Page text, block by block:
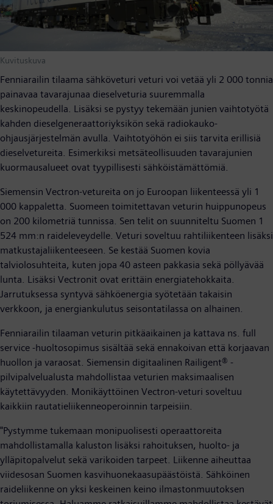
Kuvituskuva
Fenniarailin tilaama sähköveturi veturi voi vetää yli 2 000 tonnia
painavaa tavarajunaa dieselveturia suuremmalla
keskinopeudella. Lisäksi se pystyy tekemään junien vaihtotyötä
kahden dieselgeneraattoriyksikön sekä radiokauko-
ohjausjärjestelmän avulla. Vaihtotyöhön ei siis tarvita erillisiä
dieselvetureita. Esimerkiksi metsäteollisuuden tavarajunien
kuormausalueet ovat tyypillisesti sähköistämättömiä.
Siemensin Vectron-vetureita on jo Euroopan liikenteessä yli 1
000 kappaletta. Suomeen toimitettavan veturin huippunopeus
on 200 kilometriä tunnissa. Sen telit on suunniteltu Suomen 1
524 mm:n raideleveydelle. Veturi soveltuu rahtiliikenteen lisäksi
matkustajaliikenteeseen. Se kestää Suomen kovia
talviolosuhteita, kuten jopa 40 asteen pakkasia sekä pöllyävää
lunta. Lisäksi Vectronit ovat erittäin energiatehokkaita.
Jarrutuksessa syntyvä sähköenergia syötetään takaisin
verkkoon, ja energiankulutus seisontatilassa on alhainen.
Fenniarailin tilaaman veturin pitkäaikainen ja kattava ns. full
service -huoltosopimus sisältää sekä ennakoivan että korjaavan
huollon ja varaosat. Siemensin digitaalinen Railigent® -
pilvipalvelualusta mahdollistaa veturien maksimaalisen
käytettävyyden. Monikäyttöinen Vectron-veturi soveltuu
kaikkiin rautatieliikenneoperoinnin tarpeisiin.
"Pystymme tukemaan monipuolisesti operaattoreita
mahdollistamalla kaluston lisäksi rahoituksen, huolto- ja
ylläpitopalvelut sekä varikoiden tarpeet. Liikenne aiheuttaa
viidesosan Suomen kasvihuonekaasupäästöistä. Sähköinen
raideliikenne on yksi keskeinen keino ilmastonmuutoksen